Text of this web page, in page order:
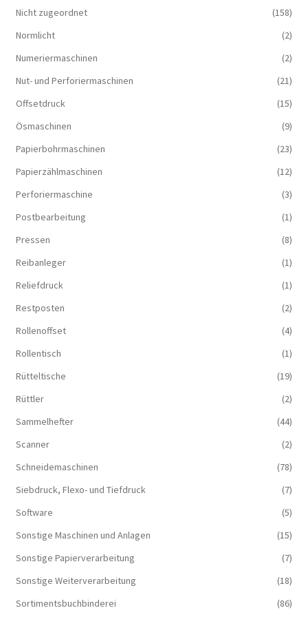
Nicht zugeordnet
(158)
Normlicht
(2)
Numeriermaschinen
(2)
Nut- und Perforiermaschinen
(21)
Offsetdruck
(15)
Ösmaschinen
(9)
Papierbohrmaschinen
(23)
Papierzählmaschinen
(12)
Perforiermaschine
(3)
Postbearbeitung
(1)
Pressen
(8)
Reibanleger
(1)
Reliefdruck
(1)
Restposten
(2)
Rollenoffset
(4)
Rollentisch
(1)
Rütteltische
(19)
Rüttler
(2)
Sammelhefter
(44)
Scanner
(2)
Schneidemaschinen
(78)
Siebdruck, Flexo- und Tiefdruck
(7)
Software
(5)
Sonstige Maschinen und Anlagen
(15)
Sonstige Papierverarbeitung
(7)
Sonstige Weiterverarbeitung
(18)
Sortimentsbuchbinderei
(86)